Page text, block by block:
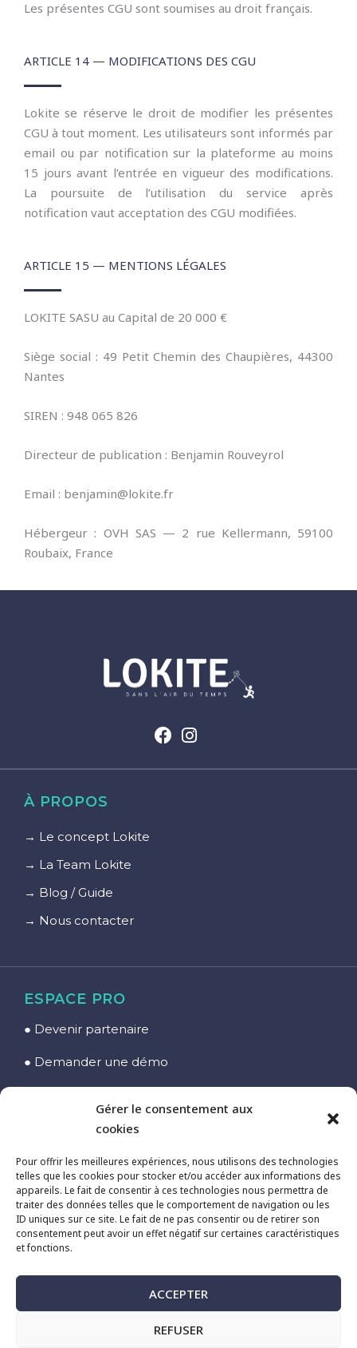
Gérer le consentement aux
cookies
Pour offrir les meilleures expériences, nous utilisons des technologies
telles que les cookies pour stocker et/ou accéder aux informations des
appareils. Le fait de consentir à ces technologies nous permettra de
traiter des données telles que le comportement de navigation ou les
ID uniques sur ce site. Le fait de ne pas consentir ou de retirer son
consentement peut avoir un effet négatif sur certaines caractéristiques
et fonctions.
ACCEPTER
REFUSER
Les présentes CGU sont soumises au droit français.
ARTICLE 14 — MODIFICATIONS DES CGU
Lokite se réserve le droit de modifier les présentes
CGU à tout moment. Les utilisateurs sont informés par
email ou par notification sur la plateforme au moins
15 jours avant l’entrée en vigueur des modifications.
La poursuite de l’utilisation du service après
notification vaut acceptation des CGU modifiées.
ARTICLE 15 — MENTIONS LÉGALES
LOKITE SASU au Capital de 20 000 €
Siège social : 49 Petit Chemin des Chaupières, 44300
Nantes
SIREN : 948 065 826
Directeur de publication : Benjamin Rouveyrol
Email : benjamin@lokite.fr
Hébergeur : OVH SAS — 2 rue Kellermann, 59100
Roubaix, France
À PROPOS
→ Le concept Lokite
→ La Team Lokite
→ Blog / Guide
→ Nous contacter
ESPACE PRO
● Devenir partenaire
● Demander une démo
● Accès Espace Pro
KITESURF, SURF & WING
☞ Découvrir le KiteSurf
☞ Réserver un cours